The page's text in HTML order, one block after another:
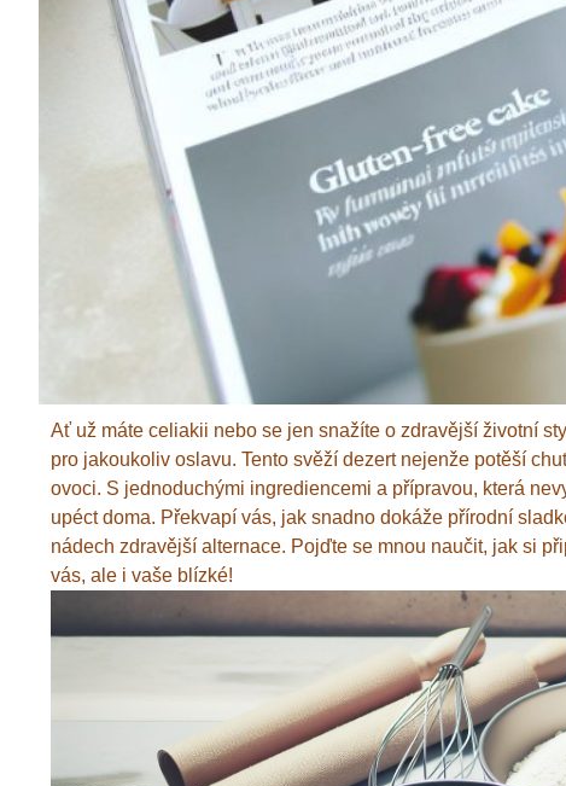
Ať už máte celiakii nebo se jen snažíte o zdravější životní
pro jakoukoliv oslavu. Tento svěží dezert nejenže potěší
ovoci. S jednoduchými ingrediencemi a přípravou, která
upéct doma. Překvapí vás, jak snadno dokáže přírodní
nádech zdravější alternace. Pojďte se mnou naučit, jak si
vás, ale i vaše blízké!